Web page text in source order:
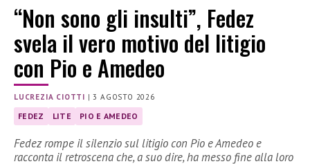
“Non sono gli insulti”, Fedez
svela il vero motivo del litigio
con Pio e Amedeo
LUCREZIA CIOTTI |3 AGOSTO 2026
FEDEZ LITE PIO E AMEDEO
Fedez rompe il silenzio sul litigio con Pio e Amedeo e
racconta il retroscena che, a suo dire, ha messo fine alla loro